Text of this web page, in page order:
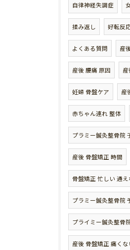
自律神経失調症
揉み返し 好転反
よくある質問 産
産後 腰痛 原因
妊婦 骨盤ケア 産
赤ちゃん連れ 整体
プラミー鍼灸整骨院
産後 骨盤矯正 時間
骨盤矯正 忙しい 通え
プラミー鍼灸整骨院
プライミー鍼灸整骨
産後 骨盤矯正 痛くな